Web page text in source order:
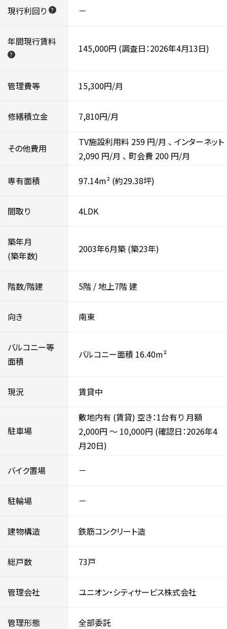
現行利回り ? －
年間現行賃料
? 145,000円 (調査日：2026年4月13日)
管理費等 15,300円/月
修繕積立金 7,810円/月
その他費用
TV施設利用料 259 円/月 、 インターネット
2,090 円/月 、 町会費 200 円/月
専有面積 97.14m² (約29.38坪)
間取り 4LDK
築年月
(築年数)
2003年6月築 (築23年)
階数/階建 5階 /地上7階建
向き 南東
バルコニー等
面積
バルコニー面積 16.40m²
現況 賃貸中
駐車場
敷地内有 (賃貸) 空き：1台有り 月額
2,000円 ～ 10,000円 (確認日：2026年4
月20日)
バイク置場 －
駐輪場 －
建物構造 鉄筋コンクリート造
総戸数 73戸
管理会社 ユニオン・シティサービス株式会社
管理形態 全部委託